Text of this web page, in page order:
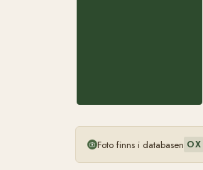
Foto finns i databasen OX